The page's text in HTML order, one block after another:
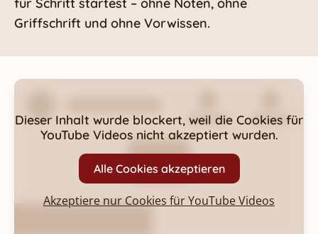
für Schritt startest – ohne Noten, ohne
Griffschrift und ohne Vorwissen.
Dieser Inhalt wurde blockert, weil die Cookies für
YouTube Videosnicht akzeptiert wurden.
Alle Cookies akzeptieren
Akzeptiere nur Cookies fürYouTube Videos